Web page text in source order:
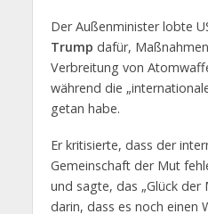
Der Außenminister lobte
Trump dafür,
Verbreitung von
während die
getan habe.
Er kritisierte, dass der
Gemeinschaft der Mut
und sagte, das „Glück der
darin, dass es noch einen